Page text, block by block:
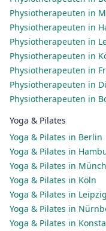
Physiotherapeuten in
Physiotherapeuten in
Physiotherapeuten in
Physiotherapeuten in
Physiotherapeuten in
Physiotherapeuten in
Physiotherapeuten in
Yoga & Pilates
Yoga & Pilates in Berlin
Yoga & Pilates in
Yoga & Pilates in
Yoga & Pilates in Köln
Yoga & Pilates in Leipzig
Yoga & Pilates in
Yoga & Pilates in